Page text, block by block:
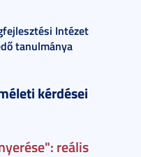
Intézet
tanulmánya
kérdései
reális